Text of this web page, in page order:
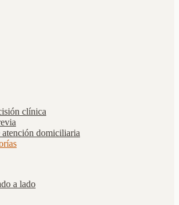
clínica
atención domiciliaria
a lado